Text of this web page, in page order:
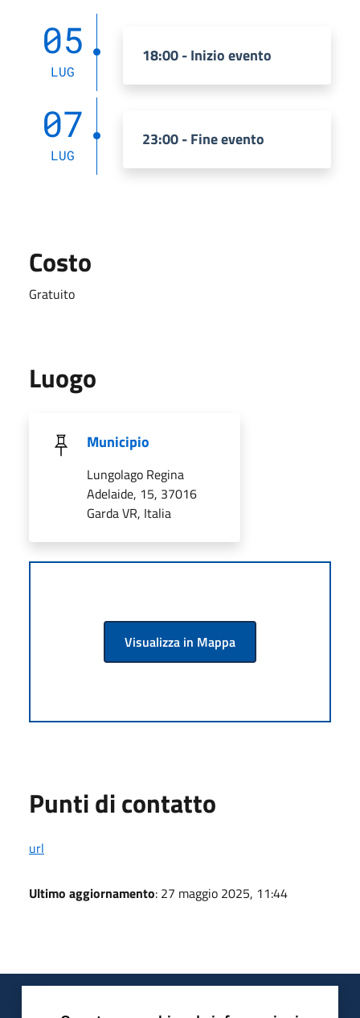
05
LUG
18:00 - Inizio evento
07
LUG
23:00 - Fine evento
Costo
Gratuito
Luogo
Municipio
Lungolago Regina
Adelaide, 15, 37016
Garda VR, Italia
Visualizza in Mappa
Punti di contatto
url
Ultimo aggiornamento: 27 maggio 2025, 11:44